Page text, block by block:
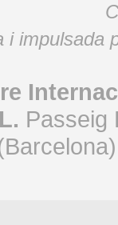
i impulsada
Passeig